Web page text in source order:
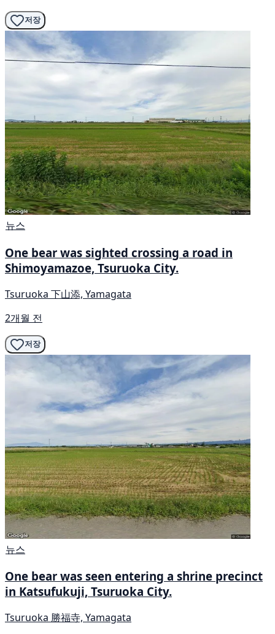
저장
뉴스
One bear was sighted crossing a road in
Shimoyamazoe, Tsuruoka City.
Tsuruoka 下山添, Yamagata
2개월 전
저장
뉴스
One bear was seen entering a shrine precinct
in Katsufukuji, Tsuruoka City.
Tsuruoka 勝福寺, Yamagata